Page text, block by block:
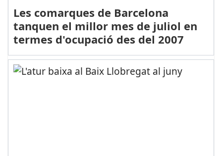
Les comarques de Barcelona
tanquen el millor mes de juliol en
termes d'ocupació des del 2007